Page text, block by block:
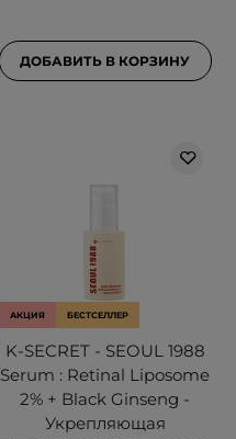
ДОБАВИТЬ В КОРЗИНУ
АКЦИЯ БЕСТСЕЛЛЕР
K-SECRET - SEOUL 1988
Serum : Retinal Liposome
2% + Black Ginseng -
Укрепляющая